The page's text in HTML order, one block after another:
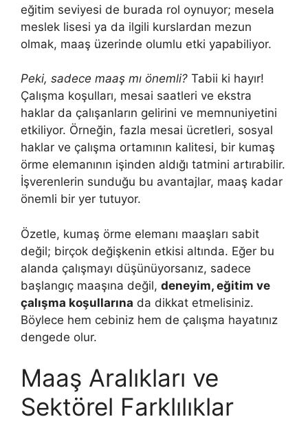
eğitim seviyesi de burada rol oynuyor; mesela
meslek lisesi ya da ilgili kurslardan mezun
olmak, maaş üzerinde olumlu etki yapabiliyor.
Peki, sadece maaş mı önemli? Tabii ki hayır!
Çalışma koşulları, mesai saatleri ve ekstra
haklar da çalışanların gelirini ve memnuniyetini
etkiliyor. Örneğin, fazla mesai ücretleri, sosyal
haklar ve çalışma ortamının kalitesi, bir kumaş
örme elemanının işinden aldığı tatmini artırabilir.
İşverenlerin sunduğu bu avantajlar, maaş kadar
önemli bir yer tutuyor.
Özetle, kumaş örme elemanı maaşları sabit
değil; birçok değişkenin etkisi altında. Eğer bu
alanda çalışmayı düşünüyorsanız, sadece
başlangıç maaşına değil, deneyim, eğitim ve
çalışma koşullarına da dikkat etmelisiniz.
Böylece hem cebiniz hem de çalışma hayatınız
dengede olur.
Maaş Aralıkları ve
Sektörel Farklılıklar